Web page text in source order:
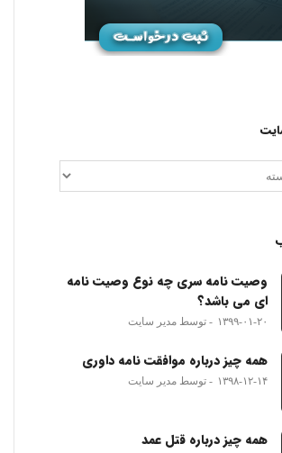
وصیت نامه سری چه نوع وصیت نامه
ای می باشد؟
۱۳۹۹-۰۱-۲۰ توسط مدیر سایت
همه چیز درباره موافقت نامه داوری
۱۳۹۸-۱۲-۱۴ توسط مدیر سایت
همه چیز درباره قتل عمد